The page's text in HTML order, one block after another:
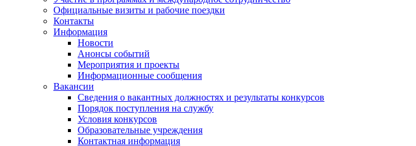
Официальные визиты и рабочие поездки
Контакты
Информация
Новости
Анонсы событий
Мероприятия и проекты
Информационные сообщения
Вакансии
Сведения о вакантных должностях и результаты конкурсов
Порядок поступления на службу
Условия конкурсов
Образовательные учреждения
Контактная информация